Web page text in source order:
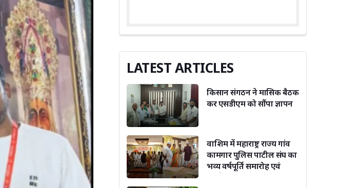
LATEST ARTICLES
किसान संगठन ने मासिक बैठक
कर एसडीएम को सौंपा ज्ञापन
वाशिम में महाराष्ट्र राज्य गांव
कामगार पुलिस पाटील संघ का
भव्य वर्षपूर्ति समारोह एवं